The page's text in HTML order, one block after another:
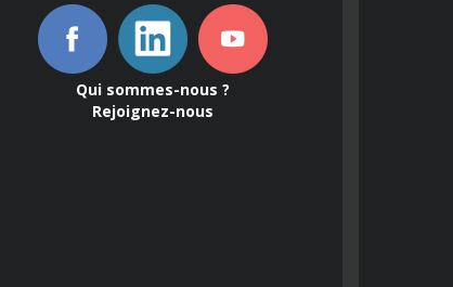
Qui sommes-nous ?
Rejoignez-nous